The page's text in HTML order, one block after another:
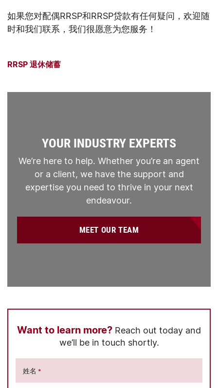
如果您对配偶RRSP和RRSP贷款有任何疑问，欢迎随
时和我们联系，我们很愿意为您服务！
RRSP 退休储蓄
YOUR INDUSTRY EXPERTS
We’re here to help. Whether you’re an agent
or a client, we have the support and
expertise you need to thrive in your next
endeavour.
MEET OUR TEAM
Want to learn more? Reach out today and
we’ll be in touch shortly.
姓名 *